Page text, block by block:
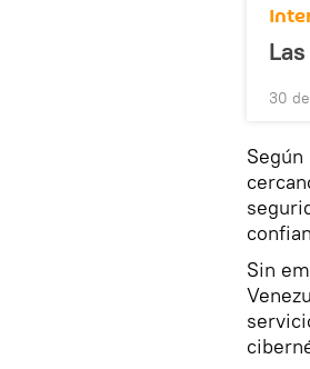
30
Según
Sin